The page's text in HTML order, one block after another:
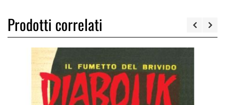
Prodotti correlati